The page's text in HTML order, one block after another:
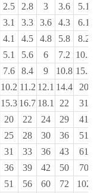
2.5 2.8 3 3.6
5.1
3.1 3.3 3.6 4.3
6.1
4.1 4.5 4.8 5.8 8.2
5.1 5.6 6 7.2 10.2
7.6 8.4 9 10.8 15.3
10.2 11.2 12.1 14.4
20
15.3 16.7 18.1 22
31
20 22 24 29
41
25 28 30 36
51
31 33 36 43
61
36 39 42 50
70
51 56 60 72 102